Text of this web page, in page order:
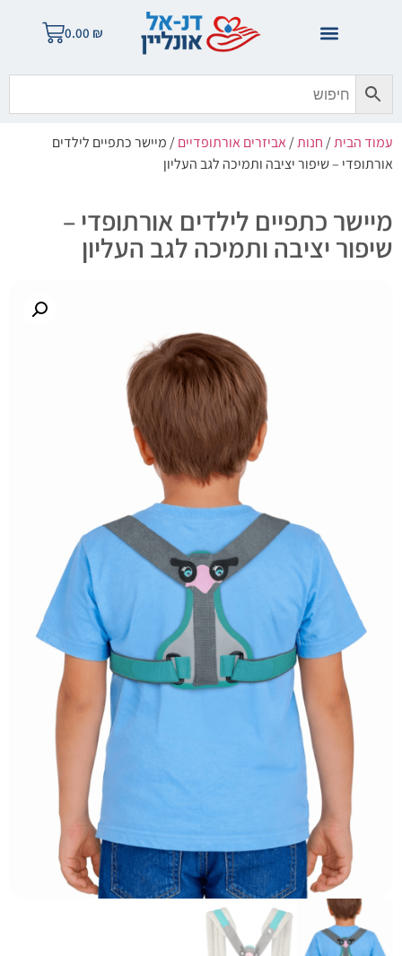
0.00 ₪
עמוד הבית/חנות/אביזרים אורתופדיים/ מיישר כתפיים לילדים
אורתופדי – שיפור יציבה ותמיכה לגב העליון
מיישר כתפיים לילדים אורתופדי –
שיפור יציבה ותמיכה לגב העליון